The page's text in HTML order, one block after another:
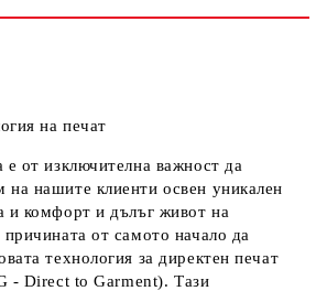
на печат
от изключителна важност да
нашите клиенти освен уникален
и комфорт и дълъг живот на
от самото начало да
технология за директен печат
- Direct to Garment). Тази